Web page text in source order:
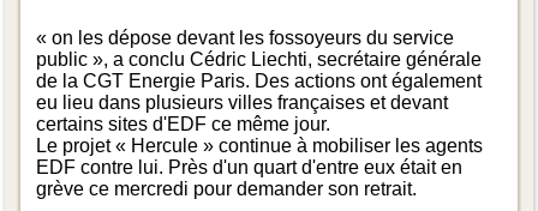
« on les dépose devant les fossoyeurs du service
public », a conclu Cédric Liechti, secrétaire générale
de la CGT Energie Paris. Des actions ont également
eu lieu dans plusieurs villes françaises et devant
certains sites d'EDF ce même jour.
Le projet « Hercule » continue à mobiliser les agents
EDF contre lui. Près d'un quart d'entre eux était en
grève ce mercredi pour demander son retrait.